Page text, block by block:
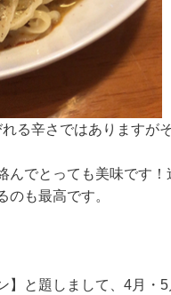
る辛さではありますが
んでとっても美味です
のも最高です。
】と題しまして、4月・